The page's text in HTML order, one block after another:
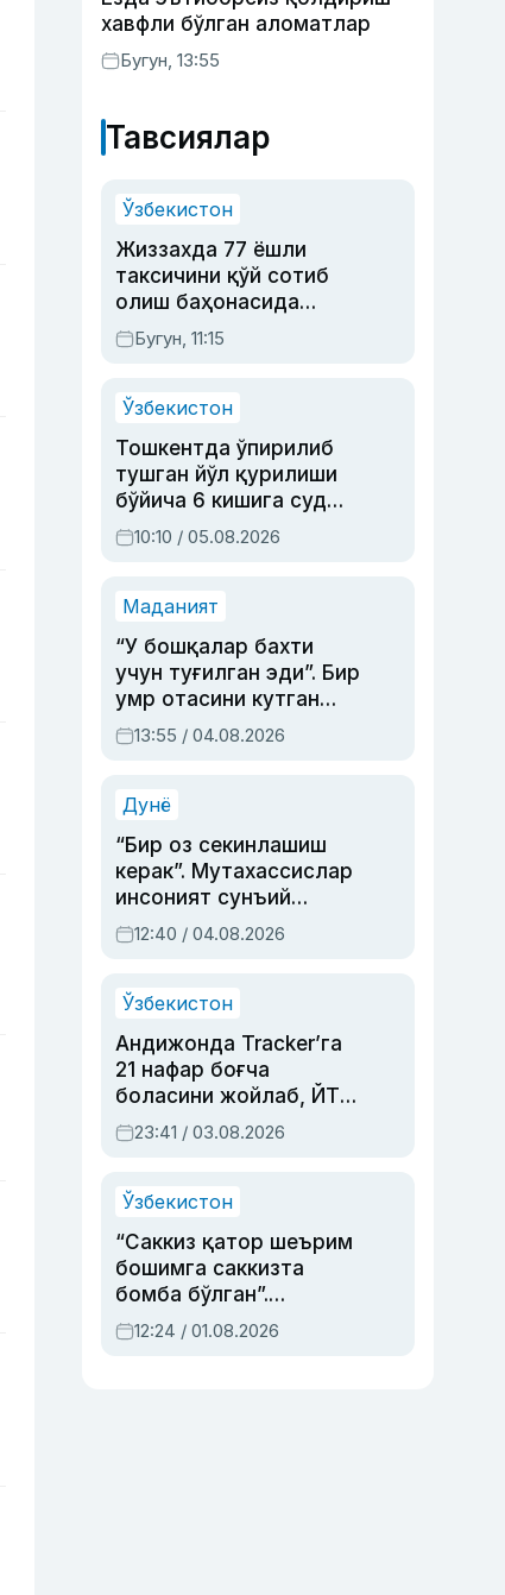
хавфли бўлган аломатлар
Бугун, 13:55
Тавсиялар
Ўзбекистон
Жиззахда 77 ёшли
таксичини қўй сотиб
олиш баҳонасида
яйловга олиб бориб
ўлдирган йигит 20
Бугун, 11:15
Ўзбекистон
Тошкентда ўпирилиб
тушган йўл қурилиши
бўйича 6 кишига суд
ҳукми ўқилди
10:10 / 05.08.2026
Маданият
“У бошқалар бахти
учун туғилган эди”. Бир
умр отасини кутган
актриса ва дубльяж
устаси Римма
синовларга тўла ҳаёти
13:55 / 04.08.2026
Дунё
“Бир оз секинлашиш
керак”. Мутахассислар
инсоният сунъий
интеллектни бошқара
олмай қолишидан
12:40 / 04.08.2026
Ўзбекистон
Андижонда Tracker’га
21 нафар боғча
боласини жойлаб, ЙТҲ
содир этган аёлга суд
ҳукми ўқилди
23:41 / 03.08.2026
Ўзбекистон
“Саккиз қатор шеърим
бошимга саккизта
бомба бўлган”.
Абдулла Ориповни
сиёсий айбловлардан
12:24 / 01.08.2026